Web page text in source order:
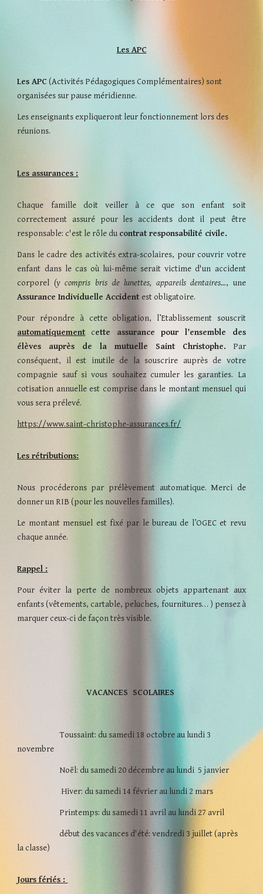
Les APC
Les APC (Activités Pédagogiques Complémentaires) sont
organisées sur pause méridienne.
Les enseignants expliqueront leur fonctionnement lors des
réunions.
Les assurances :
Chaque famille doit veiller à ce que son enfant soit
correctement assuré pour les accidents dont il peut être
responsable: c'est le rôle du contrat responsabilité civile.
Dans le cadre des activités extra-scolaires, pour couvrir votre
enfant dans le cas où lui-même serait victime d'un accident
corporel (y compris bris de lunettes, appareils dentaires…, une
Assurance Individuelle Accident est obligatoire.
Pour répondre à cette obligation, l’Etablissement souscrit
automatiquement cette assurance pour l’ensemble des
élèves auprès de la mutuelle Saint Christophe.Par
conséquent, il est inutile de la souscrire auprès de votre
compagnie sauf si vous souhaitez cumuler les garanties. La
cotisation annuelle est comprise dans le montant mensuel qui
vous sera prélevé.
https://www.saint-christophe-assurances.fr/
Les rétributions:
Nous procéderons par prélèvement automatique. Merci de
donner un RIB (pour les nouvelles familles).
Le montant mensuel est fixé par le bureau de l’OGECet revu
chaque année.
Rappel :
Pour éviter la perte de nombreux objets appartenant aux
enfants (vêtements, cartable, peluches, fournitures… ) pensez à
marquer ceux-ci de façon très visible.
VACANCES SCOLAIRES
Toussaint: du samedi 18 octobre au lundi 3
novembre
Noël: du samedi 20 décembre au lundi 5 janvier
Hiver: du samedi 14 février au lundi 2 mars
Printemps: du samedi 11 avril au lundi 27 avril
début des vacances d'été: vendredi 3 juillet (après
la classe)
Jours fériés :